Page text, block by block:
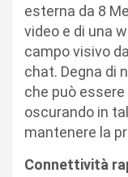
esterna da 8
video e di una
campo visivo
chat. Degna di
che può
oscurando in
mantenere la
Connettività